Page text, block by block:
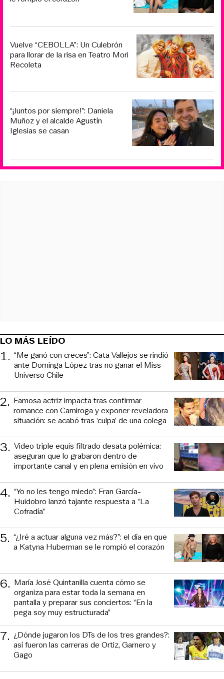
Vuelve “CEBOLLA”: Un Culebrón
para llorar de la risa en Teatro Mori
Recoleta
“¡Juntos por siempre!”: Daniela
Muñoz y el alcalde Agustín
Iglesias se casan
LO MÁS LEÍDO
1. “Me ganó con creces”: Cata Vallejos se rindió
ante Dominga López tras no ganar el Miss
Universo Chile
2. Famosa actriz impacta tras confirmar
romance con Camiroga y exponer reveladora
situación: se acabó tras ‘culpa’ de una colega
3. Video triple equis filtrado desata polémica:
aseguran que lo grabaron dentro de
importante canal y en plena emisión en vivo
4. “Yo no les tengo miedo”: Fran García-
Huidobro lanzó tajante respuesta a “La
Cofradía”
5. “¿Iré a actuar alguna vez más?”: el día en que
a Katyna Huberman se le rompió el corazón
6. María José Quintanilla cuenta cómo se
organiza para estar toda la semana en
pantalla y preparar sus conciertos: “En la
pega soy muy estructurada”
7. ¿Dónde jugaron los DTs de los tres grandes?:
así fueron las carreras de Ortiz, Garnero y
Gago